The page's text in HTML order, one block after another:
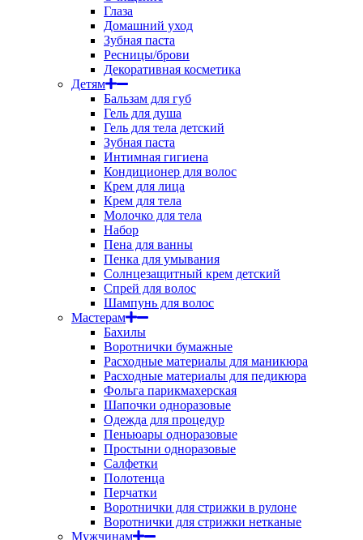
Глаза
Домашний уход
Зубная паста
Ресницы/брови
Декоративная косметика
Детям
Бальзам для губ
Гель для душа
Гель для тела детский
Зубная паста
Интимная гигиена
Кондиционер для волос
Крем для лица
Крем для тела
Молочко для тела
Набор
Пена для ванны
Пенка для умывания
Солнцезащитный крем детский
Спрей для волос
Шампунь для волос
Мастерам
Бахилы
Воротнички бумажные
Расходные материалы для маникюра
Расходные материалы для педикюра
Фольга парикмахерская
Шапочки одноразовые
Одежда для процедур
Пеньюары одноразовые
Простыни одноразовые
Салфетки
Полотенца
Перчатки
Воротнички для стрижки в рулоне
Воротнички для стрижки нетканые
Мужчинам